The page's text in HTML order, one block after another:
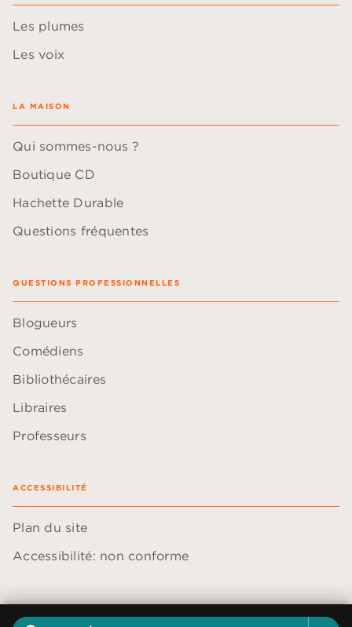
Les plumes
Les voix
LA MAISON
Qui sommes-nous ?
Boutique CD
Hachette Durable
Questions fréquentes
QUESTIONS PROFESSIONNELLES
Blogueurs
Comédiens
Bibliothécaires
Libraires
Professeurs
ACCESSIBILITÉ
Plan du site
Accessibilité: non conforme